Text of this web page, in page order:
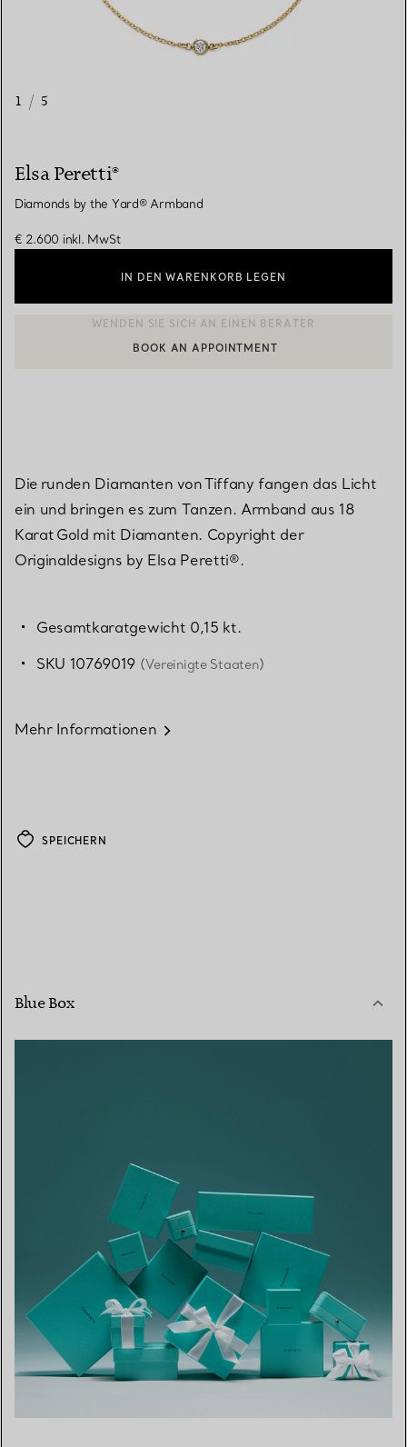
1 / 5
Elsa Peretti®
Diamonds by the Yard® Armband
€ 2.600 inkl. MwSt
IN DEN WARENKORB LEGEN
EINEN KUNDENBERATER KONTAKTIEREN ODER EINEN
BOOK AN APPOINTMENT
Die runden Diamanten von Tiffany fangen das Licht
ein und bringen es zum Tanzen. Armband aus 18
Karat Gold mit Diamanten. Copyright der
Originaldesigns by Elsa Peretti®.
Gesamtkaratgewicht 0,15 kt.
SKU 10769019 (Vereinigte Staaten)
Mehr Informationen
SPEICHERN
Blue Box